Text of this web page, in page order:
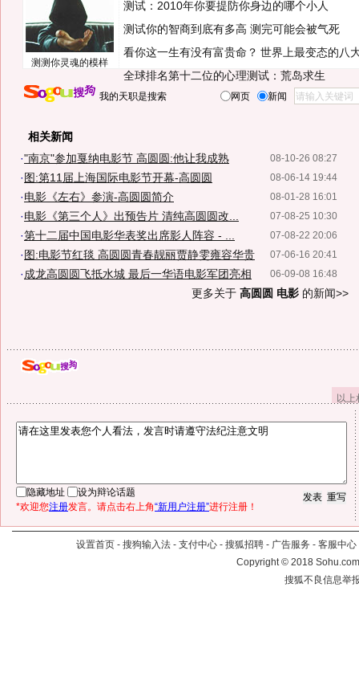
测测你灵魂的模样
测试：2010年你要提防你身边的哪个小人
测试你的智商到底有多高 测完可能会被气死
看你这一生有没有富贵命？ 世界上最变态的八
全球排名第十二位的心理测试：荒岛求生
我的天职是搜索 网页 新闻
相关新闻
08-10-26 08:27
·"南京"参加戛纳电影节 高圆圆:他让我成熟
08-06-14 19:44
· 图:第11届上海国际电影节开幕-高圆圆
08-01-28 16:01
·电影《左右》参演-高圆圆简介
07-08-25 10:30
·电影《第三个人》出预告片 清纯高圆圆改...
07-08-22 20:06
·第十二届中国电影华表奖出席影人阵容 - ...
07-06-16 20:41
· 图:电影节红毯 高圆圆青春靓丽贾静雯雍容华贵
06-09-08 16:48
·成龙高圆圆飞抵水城 最后一华语电影军团亮相
更多关于 高圆圆 电影 的新闻>>
以
隐藏地址
设为辩论话题
*欢迎您注册发言。请点击右上角“新用户注册”进行注册！
设置首页 - 搜狗输入法 - 支付中心 - 搜狐招聘 - 广告服务 - 客服中心
Copyright©2018
搜狐不良信息举